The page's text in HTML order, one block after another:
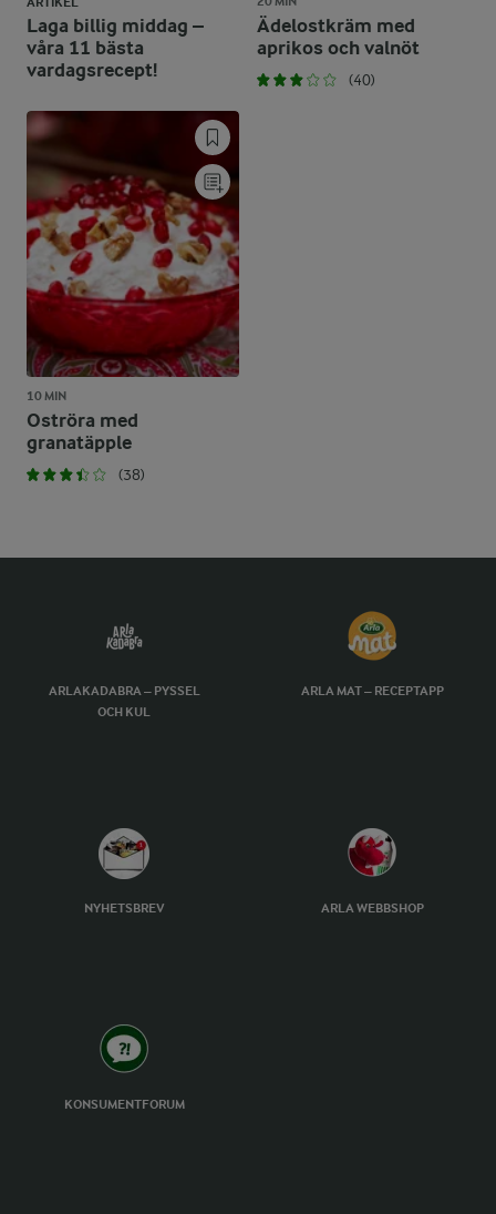
Laga billig middag –
våra 11 bästa
vardagsrecept!
Ädelostkräm med
aprikos och valnöt
(40)
10 MIN
Oströra med
granatäpple
(38)
ARLAKADABRA – PYSSEL
OCH KUL
ARLA MAT – RECEPTAPP
NYHETSBREV ARLA WEBBSHOP
KONSUMENTFORUM